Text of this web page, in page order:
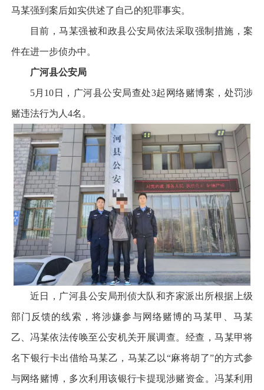
马某强到案后如实供述了自己的犯罪事实。
目前，马某强被和政县公安局依法采取强制措施，案
件在进一步侦办中。
广河县公安局
5月10日，广河县公安局查处3起网络赌博案，处罚涉
赌违法行为人4名。
近日，广河县公安局刑侦大队和齐家派出所根据上级
部门反馈的线索，将涉嫌参与网络赌博的马某甲、马某
乙、冯某依法传唤至公安机关开展调查。经查，马某甲将
名下银行卡出借给马某乙，马某乙以“麻将胡了”的方式参
与网络赌博，多次利用该银行卡提现涉赌资金。冯某利用